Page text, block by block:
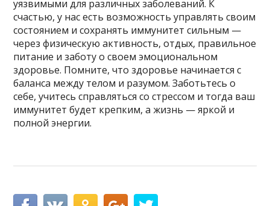
уязвимыми для различных заболеваний. К
счастью, у нас есть возможность управлять своим
состоянием и сохранять иммунитет сильным —
через физическую активность, отдых, правильное
питание и заботу о своем эмоциональном
здоровье. Помните, что здоровье начинается с
баланса между телом и разумом. Заботьтесь о
себе, учитесь справляться со стрессом и тогда ваш
иммунитет будет крепким, а жизнь — яркой и
полной энергии.